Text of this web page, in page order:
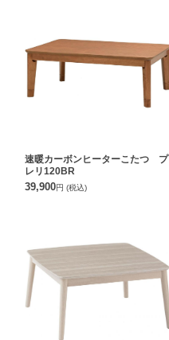
速暖カーボンヒーターこたつ プ
レリ120BR
39,900円 (税込)